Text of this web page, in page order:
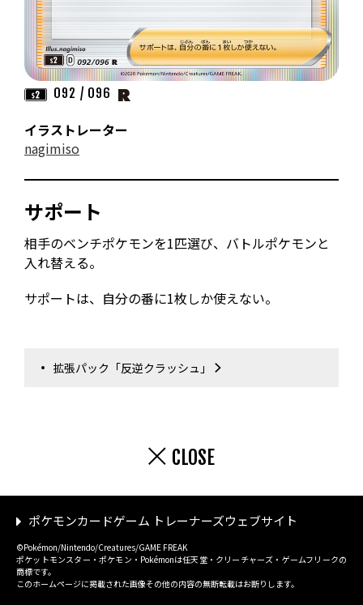
092 / 096
イラストレーター
nagimiso
サポート
相手のベンチポケモンを1匹選び、バトルポケモンと
入れ替える。
サポートは、自分の番に1枚しか使えない。
拡張パック「反逆クラッシュ」
CLOSE
ポケモンカードゲーム トレーナーズウェブサイト
©Pokémon/Nintendo/Creatures/GAME FREAK
ポケットモンスター・ポケモン・Pokémonは任天堂・クリーチャーズ・ゲームフリークの
商標です。
このホームページに掲載された画像その他の内容の無断転載はお断りします。